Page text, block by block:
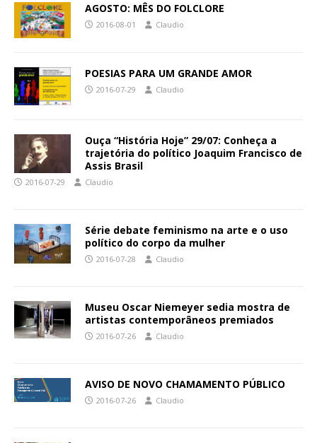
AGOSTO: MÊS DO FOLCLORE
2016-08-01 Claudio
POESIAS PARA UM GRANDE AMOR
2016-07-29 Claudio
Ouça “História Hoje” 29/07: Conheça a
trajetória do político Joaquim Francisco de
Assis Brasil
2016-07-29 Claudio
Série debate feminismo na arte e o uso
político do corpo da mulher
2016-07-28 Claudio
Museu Oscar Niemeyer sedia mostra de
artistas contemporâneos premiados
2016-07-26 Claudio
AVISO DE NOVO CHAMAMENTO PÚBLICO
2016-07-26 Claudio